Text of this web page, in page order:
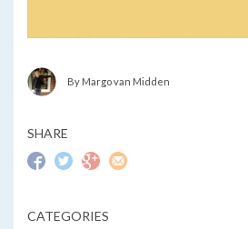
By Margo van Midden
SHARE
CATEGORIES